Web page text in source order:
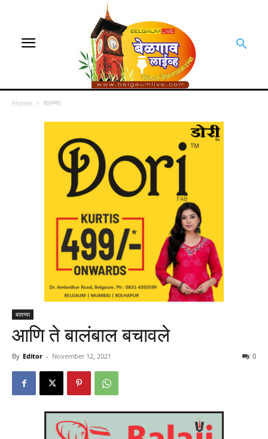
Home बातम्या
बातम्या
आणि ते बालंबाल बचावले
By Editor - November 12, 2021 0